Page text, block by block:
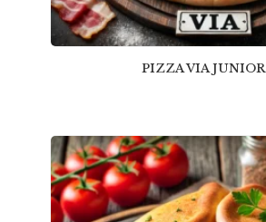
PIZZA VIA JUNIOR